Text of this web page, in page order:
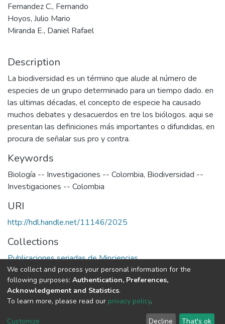
Fernandez C., Fernando
Hoyos, Julio Mario
Miranda E., Daniel Rafael
Description
La biodiversidad es un término que alude al número de
especies de un grupo determinado para un tiempo dado. en
las ultimas décadas, el concepto de especie ha causado
muchos debates y desacuerdos en tre los biólogos. aqui se
presentan las definiciones más importantes o difundidas, en
procura de señalar sus pro y contra.
Keywords
Biología -- Investigaciones -- Colombia, Biodiversidad --
Investigaciones -- Colombia
URI
http://hdl.handle.net/11146/2025
Collections
Publicaciones seriadas de Minciencias
Full item page
DSpace software copyright © 2002-2026
Cookie End User Send
We collect and process your personal information for the
following purposes: Authentication, Preferences,
Acknowledgement and Statistics.
To learn more, please read our privacy policy.
Customize Decline That's ok